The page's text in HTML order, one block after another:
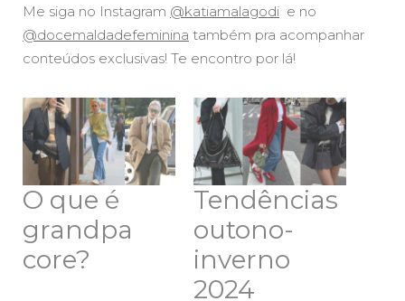
Me siga no Instagram @katiamalagodi e no
@docemaldadefeminina também pra acompanhar
conteúdos exclusivas! Te encontro por lá!
O que é
grandpa
core?
Tendências
outono-
inverno
2024